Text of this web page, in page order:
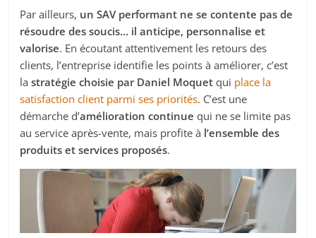
Par ailleurs, un SAV performant ne se contente pas de
résoudre des soucis… il anticipe, personnalise et
valorise. En écoutant attentivement les retours des
clients, l’entreprise identifie les points à améliorer, c’est
lastratégie choisie par Daniel Moquet qui place la
satisfaction client parmi ses priorités. C’est une
démarche d’amélioration continue qui ne se limite pas
au service après-vente, mais profite à l’ensemble des
produits et services proposés.